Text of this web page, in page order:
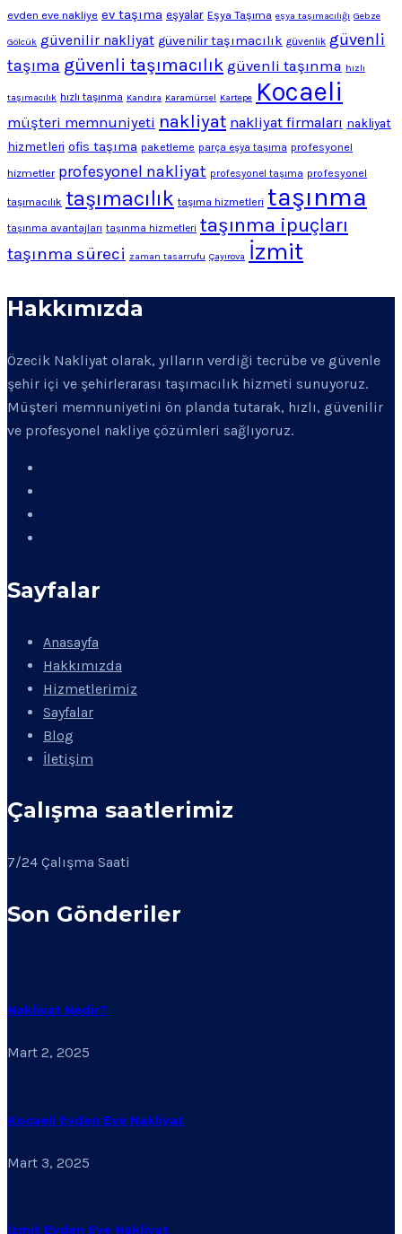
evden eve nakliye ev taşıma eşyalar Eşya Taşıma eşya taşımacılığı Gebze
Gölcük güvenilir nakliyat güvenilir taşımacılık güvenlik güvenli
taşıma güvenli taşımacılık güvenli taşınma hızlı
taşımacılık hızlı taşınma Kandıra Karamürsel Kartepe Kocaeli
müşteri memnuniyeti nakliyat nakliyat firmaları nakliyat
hizmetleri ofis taşıma paketleme parça eşya taşıma profesyonel
hizmetler profesyonel nakliyat profesyonel taşıma profesyonel
taşımacılık taşımacılık taşıma hizmetleri taşınma
taşınma avantajları taşınma hizmetleri taşınma ipuçları
taşınma süreci zaman tasarrufu Çayırova İzmit
Hakkımızda
Özecik Nakliyat olarak, yılların verdiği tecrübe ve güvenle
şehir içi ve şehirlerarası taşımacılık hizmeti sunuyoruz.
Müşteri memnuniyetini ön planda tutarak, hızlı, güvenilir
ve profesyonel nakliye çözümleri sağlıyoruz.
Sayfalar
Anasayfa
Hakkımızda
Hizmetlerimiz
Sayfalar
Blog
İletişim
Çalışma saatlerimiz
7/24 Çalışma Saati
Son Gönderiler
Nakliyat Nedir?
Mart 2, 2025
Kocaeli Evden Eve Nakliyat
Mart 3, 2025
İzmit Evden Eve Nakliyat